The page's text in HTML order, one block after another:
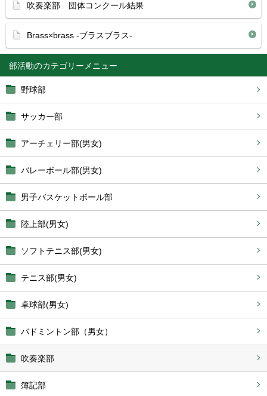
部活動
野球部
サッカー部
アーチェリー部(男女)
バレーボール部(男女)
男子バスケットボール部
陸上部(男女)
ソフトテニス部(男女)
テニス部(男女)
卓球部(男女)
バドミントン部（男女）
吹奏楽部
簿記部
吹奏楽部 団体コンクール結果
Brass×brass -ブラスブラス-